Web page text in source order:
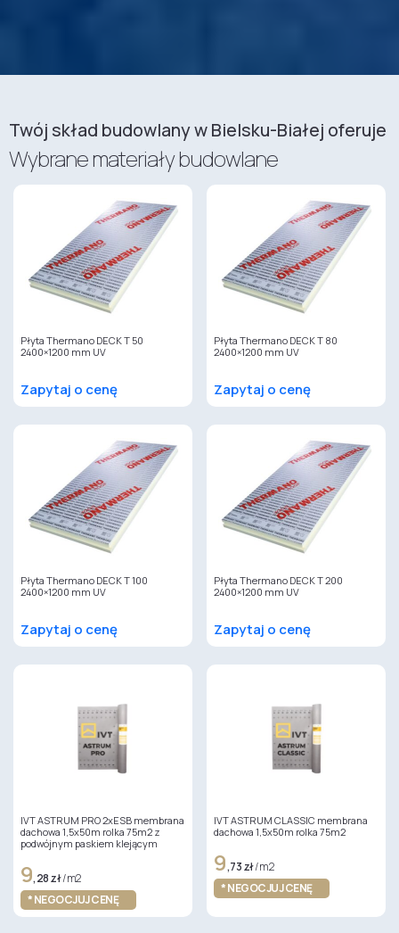
Twój skład budowlany w Bielsku-Białej oferuje
Wybrane materiały budowlane
Płyta Thermano DECK T 50
2400×1200 mm UV
Zapytaj o cenę
Płyta Thermano DECK T 80
2400×1200 mm UV
Zapytaj o cenę
Płyta Thermano DECK T 100
2400×1200 mm UV
Zapytaj o cenę
Płyta Thermano DECK T 200
2400×1200 mm UV
Zapytaj o cenę
IVT ASTRUM PRO 2xESB membrana
dachowa 1,5x50m rolka 75m2 z
podwójnym paskiem klejącym
9,28 zł/ m2
* NEGOCJUJ CENĘ
IVT ASTRUM CLASSIC membrana
dachowa 1,5x50m rolka 75m2
9,73 zł/ m2
* NEGOCJUJ CENĘ